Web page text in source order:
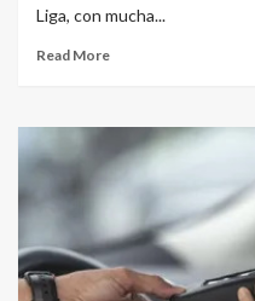
Liga, con mucha...
Read More